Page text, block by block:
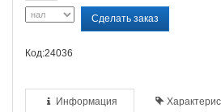
Сделать заказ
Код:24036
Информация